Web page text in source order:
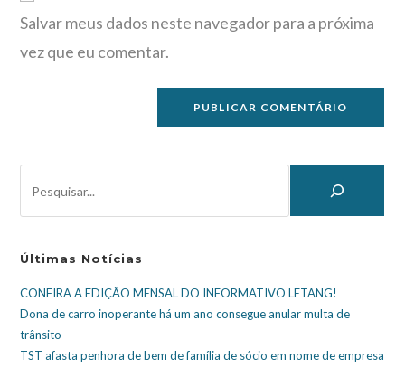
Salvar meus dados neste navegador para a próxima
vez que eu comentar.
Últimas Notícias
CONFIRA A EDIÇÃO MENSAL DO INFORMATIVO LETANG!
Dona de carro inoperante há um ano consegue anular multa de
trânsito
TST afasta penhora de bem de família de sócio em nome de empresa